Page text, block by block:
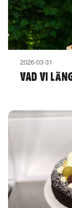
2026-03-31
VAD VI